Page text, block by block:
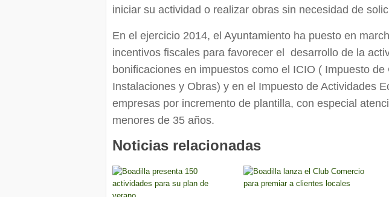
iniciar su actividad o realizar obras sin necesidad de
En el ejercicio 2014, el Ayuntamiento ha puesto en
incentivos fiscales para favorecer el desarrollo de la
bonificaciones en impuestos como el ICIO ( Impuesto de
Instalaciones y Obras) y en el Impuesto de Actividades
empresas por incremento de plantilla, con especial
menores de 35 años.
Noticias relacionadas